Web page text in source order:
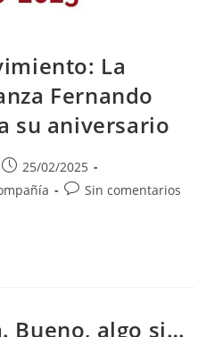
La
Fernando
su aniversario
25/02/2025
Sin comentarios
Bueno, algo si…